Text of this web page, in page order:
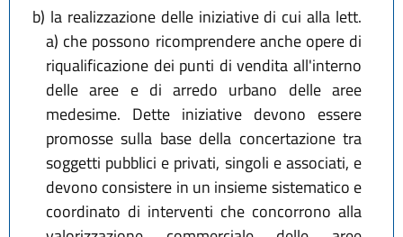
b) la realizzazione delle iniziative di cui alla lett.
a) che possono ricomprendere anche opere di
riqualificazione dei punti di vendita all'interno
delle aree e di arredo urbano delle aree
medesime. Dette iniziative devono essere
promosse sulla base della concertazione tra
soggetti pubblici e privati, singoli e associati, e
devono consistere in un insieme sistematico e
coordinato di interventi che concorrono alla